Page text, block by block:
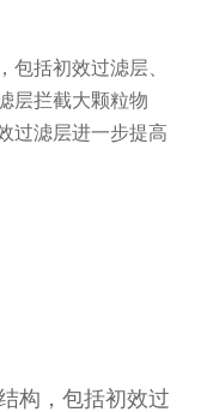
包括初效过滤层、
层拦截大颗粒物
过滤层进一步提高
构，包括初效过